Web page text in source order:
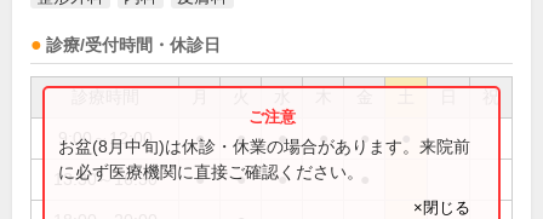
診療/受付時間・休診日
祝
9:00～12:00 ● ● ● ● ●
13:30～16:30 ● ● ●
お盆(8月中旬)は休診・休業の場合があります。来院前
に必ず医療機関に直接ご確認ください。
×閉じる